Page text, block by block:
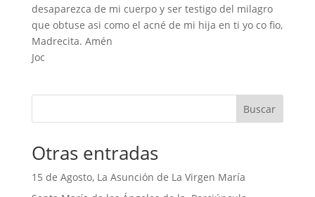
desaparezca de mi cuerpo y ser testigo del milagro
que obtuse asi como el acné de mi hija en ti yo co fio,
Madrecita. Amén
Joc
Buscar
Otras entradas
15 de Agosto, La Asunción de La Virgen María